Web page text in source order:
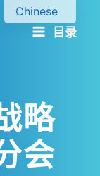
目录
略
会
Chinese
English